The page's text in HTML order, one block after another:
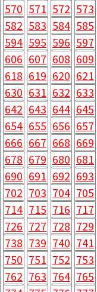
570 571 572 573
582 583 584 585
594 595 596 597
606 607 608 609
618 619 620 621
630 631 632 633
642 643 644 645
654 655 656 657
666 667 668 669
678 679 680 681
690 691 692 693
702 703 704 705
714 715 716 717
726 727 728 729
738 739 740 741
750 751 752 753
762 763 764 765